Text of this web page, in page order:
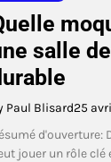
salle
Paul Blisard25
d'ouverture:
jouer un rôle